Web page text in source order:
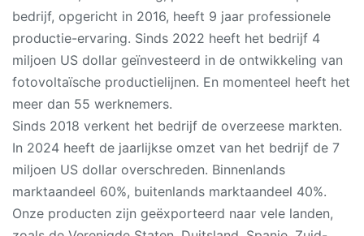
bedrijf, opgericht in 2016, heeft 9 jaar professionele
productie-ervaring. Sinds 2022 heeft het bedrijf 4
miljoen US dollar geïnvesteerd in de ontwikkeling van
fotovoltaïsche productielijnen. En momenteel heeft het
meer dan 55 werknemers.
Sinds 2018 verkent het bedrijf de overzeese markten.
In 2024 heeft de jaarlijkse omzet van het bedrijf de 7
miljoen US dollar overschreden. Binnenlands
marktaandeel 60%, buitenlands marktaandeel 40%.
Onze producten zijn geëxporteerd naar vele landen,